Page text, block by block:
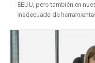
EEUU, pero también en
inadecuado de